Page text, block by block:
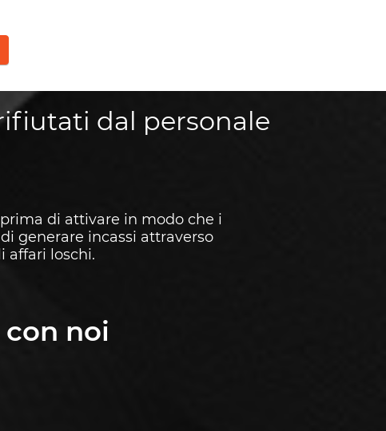
dal personale
di attivare in modo che i
generare incassi attraverso
affari loschi.
noi